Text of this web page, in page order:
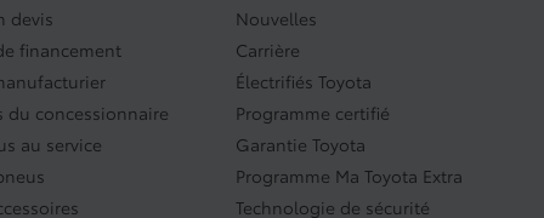
devis
financement
du concessionnaire
au service
Nouvelles
Carrière
Électrifiés Toyota
Programme certifié
Garantie Toyota
Programme Ma Toyota Extra
Technologie de sécurité